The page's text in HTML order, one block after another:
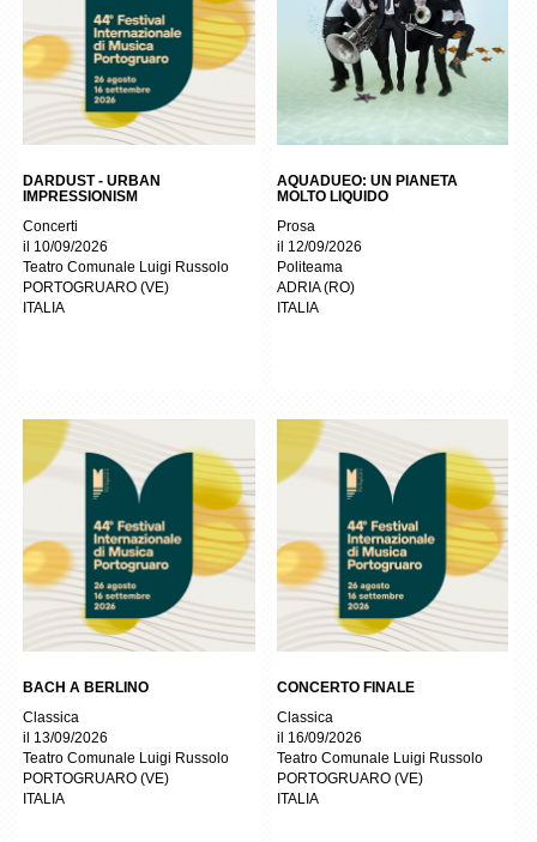
DARDUST - URBAN
IMPRESSIONISM
Concerti
il 10/09/2026
Teatro Comunale Luigi Russolo
PORTOGRUARO (VE)
ITALIA
AQUADUEO: UN PIANETA
MOLTO LIQUIDO
Prosa
il 12/09/2026
Politeama
ADRIA(RO)
ITALIA
BACH A BERLINO
Classica
il 13/09/2026
Teatro Comunale Luigi Russolo
PORTOGRUARO (VE)
ITALIA
CONCERTO FINALE
Classica
il 16/09/2026
Teatro Comunale Luigi Russolo
PORTOGRUARO(VE)
ITALIA